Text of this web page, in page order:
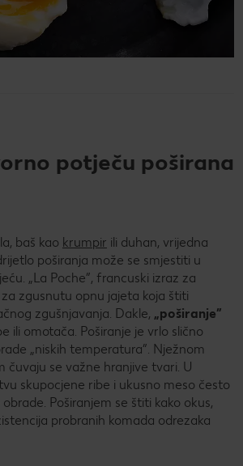
potječu poširana
baš kao krumpir ili duhan, vrijedna
poširanja može se smjestiti u
„La Poche”, francuski izraz za
za zgusnutu opnu jajeta koja štiti
zgušnjavanja. Dakle, „poširanje”
ili omotača. Poširanje je vrlo slično
„niskih temperatura”. Nježnom
čuvaju se važne hranjive tvari. U
skupocjene ribe i ukusno meso često
Poširanjem se štiti kako okus,
probranih komada odrezaka